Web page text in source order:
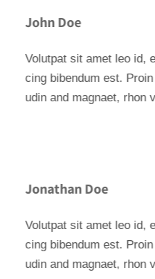
John Doe
Volutpat sit amet leo id,
cing bibendum est.
udin and magnaet, rhon
Jonathan Doe
Volutpat sit amet leo id,
cing bibendum est.
udin and magnaet, rhon